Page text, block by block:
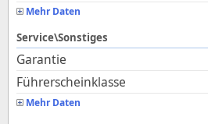
Mehr Daten
Service\Sonstiges
Garantie
Führerscheinklasse
Mehr Daten